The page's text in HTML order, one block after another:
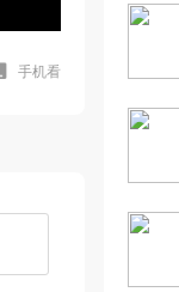
手机看
[7]
（4
[8]
（4
[9] 08
1.2万播